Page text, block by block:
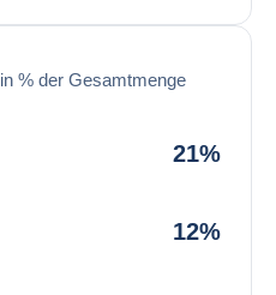
% der Gesamtmenge
21%
12%